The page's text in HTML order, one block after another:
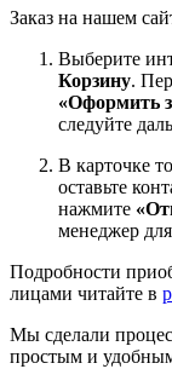
Заказ на нашем
Выберите
Корзину.
«Оформить
следуйте
В карточке
оставьте
нажмите
менеджер для
Подробности
лицами читайте в
Мы сделали
простым и